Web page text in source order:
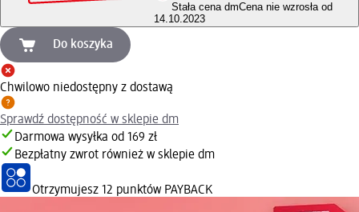
Stała cena dmCena nie wzrosła od
14.10.2023
Do koszyka
Chwilowo niedostępny z dostawą
Sprawdź dostępność w sklepie dm
Darmowa wysyłka od 169 zł
Bezpłatny zwrot również w sklepie dm
Otrzymujesz 12 punktów PAYBACK